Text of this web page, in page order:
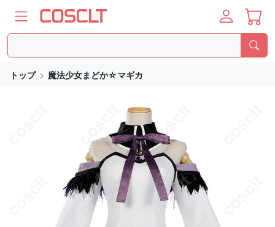
トップ 魔法少女まどか☆マギカ